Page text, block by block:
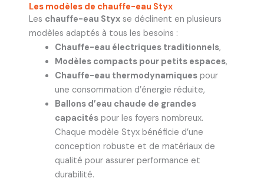
Les modèles de chauffe-eau Styx
Les chauffe-eau Styx se déclinent en plusieurs
modèles adaptés à tous les besoins :
Chauffe-eau électriques traditionnels,
Modèles compacts pour petits espaces,
Chauffe-eau thermodynamiquespour
une consommation d’énergie réduite,
Ballons d’eau chaude de grandes
capacitéspour les foyers nombreux.
Chaque modèle Styx bénéficie d’une
conception robuste et de matériaux de
qualité pour assurer performance et
durabilité.